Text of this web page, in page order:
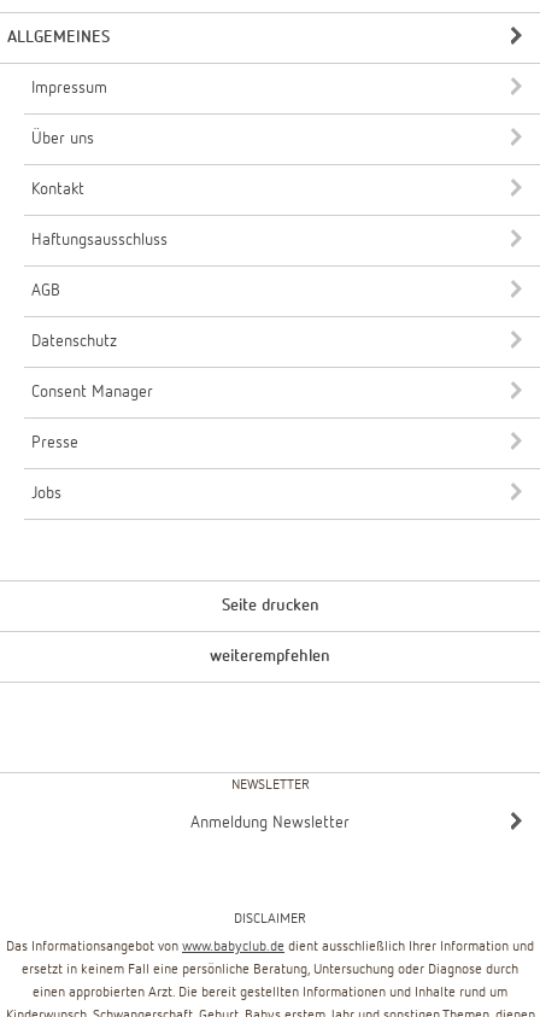
ALLGEMEINES
Impressum
Über uns
Kontakt
Haftungsausschluss
AGB
Datenschutz
Consent Manager
Presse
Jobs
Seite drucken
weiterempfehlen
NEWSLETTER
Anmeldung Newsletter
DISCLAIMER
Das Informationsangebot von www.babyclub.de dient ausschließlich Ihrer Information und
ersetzt in keinem Fall eine persönliche Beratung, Untersuchung oder Diagnose durch
einen approbierten Arzt. Die bereit gestellten Informationen und Inhalte rund um